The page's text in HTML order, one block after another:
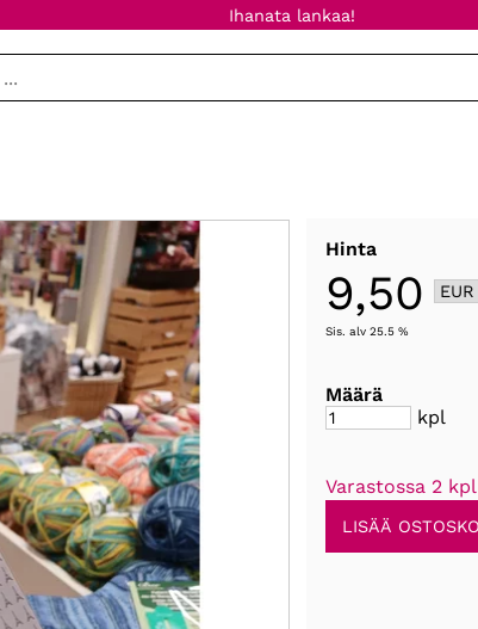
Ihanata lankaa!
Hinta
9,50
Sis. alv 25.5 %
Määrä
kpl
Varastossa 2 kpl